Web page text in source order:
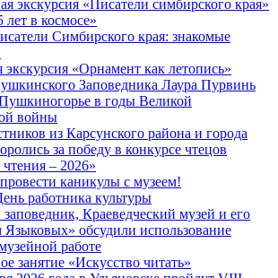
экскурсия «Писатели симбирского края»
в космосе»
Симбирского края: знакомые
экскурсия «Орнамент как летопись»
Заповедника Лаура Пурвинь
Пушкиногорье в годы Великой
войны
из Карсунского района и города
за победу в конкурсе чтецов
– 2026»
каникулы с музеем!
работника культуры
Краеведческий музей и его
обсудили использование
работе
занятие «Искусство читать»